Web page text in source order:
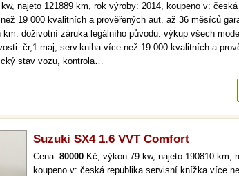
najeto 121889 km, rok výroby: 2014, koupeno v:
19 000 kvalitních a prověřených aut. až 36 měsíců
doživotní záruka legálního původu. výkup všech
čr,1.maj, serv.kniha více než 19 000 kvalitních a
stav vozu, kontrola…
Suzuki SX4 1.6 VVT Comfort
Cena: 80000 Kč, výkon 79 kw, najeto 190810 km,
koupeno v: česká republika servisní knížka více